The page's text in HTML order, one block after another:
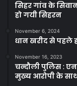
सिहर गांव के
हो गयी सिहरन
November 6, 2024
धान खरीद से पहले
November 16, 2023
चन्दौली पुलिस :
मुख्य आरोपी के